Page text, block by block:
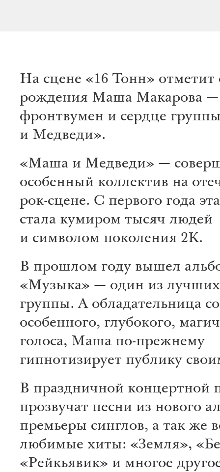
На сцене «16 Тонн» отметит
рождения Маша Макарова —
фронтвумен и сердце
и Медведи».
«Маша и Медведи» —
особенный коллектив на
рок-сцене. С первого года
стала кумиром тысяч людей
и символом поколения 2К.
В прошлом году вышел
«Музыка» — один из лучших
группы. А обладательница
особенного, глубокого,
голоса, Маша по-прежнему
гипнотизирует публику
В праздничной концертной
прозвучат песни из нового
премьеры синглов, а так же
любимые хиты: «Земля»,
«Рейкьявик» и многое